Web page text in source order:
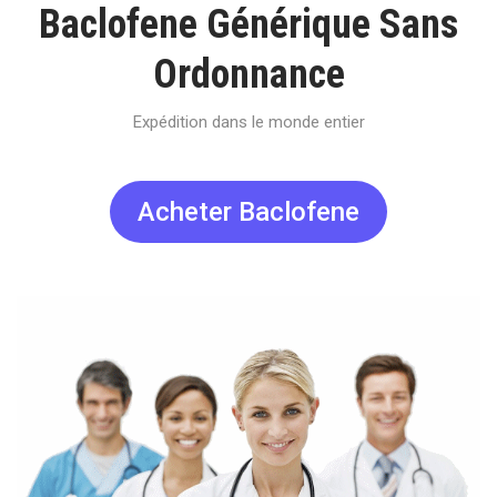
Baclofene Générique Sans
Ordonnance
Expédition dans le monde entier
Acheter Baclofene